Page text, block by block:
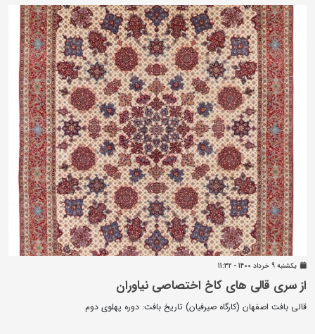
يکشنبه 9 خرداد 1400 - 11:32
از سری قالی های کاخ اختصاصی نیاوران
قالی بافت اصفهان (کارگاه صیرفیان) تاریخ بافت: دوره پهلوی دوم